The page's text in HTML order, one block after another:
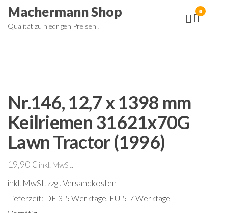
ZumMachermann Shop
Qualität zu niedrigen Preisen !
0
Nr.146, 12,7 x 1398 mm
Keilriemen 31621x70G
Lawn Tractor (1996)
19,90€ inkl. MwSt.
inkl. MwSt. zzgl. Versandkosten
Lieferzeit: DE 3-5 Werktage, EU 5-7 Werktage